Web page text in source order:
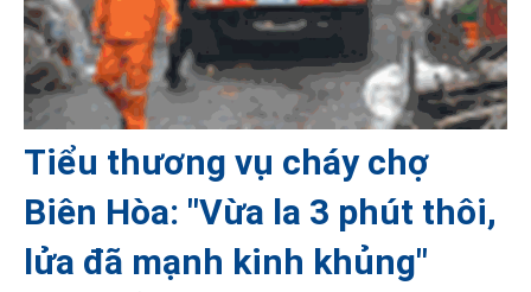
Tiểu thương vụ cháy chợ
Biên Hòa: "Vừa la 3 phút thôi,
lửa đã mạnh kinh khủng"